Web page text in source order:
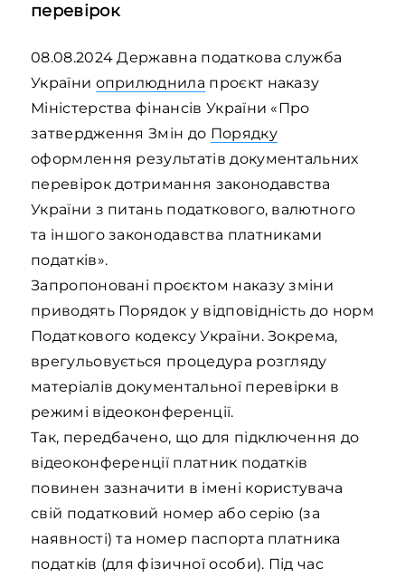
перевірок
08.08.2024 Державна податкова служба
України оприлюднила проєкт наказу
Міністерства фінансів України «Про
затвердження Змін до Порядку
оформлення результатів документальних
перевірок дотримання законодавства
України з питань податкового, валютного
та іншого законодавства платниками
податків».
Запропоновані проєктом наказу зміни
приводять Порядок у відповідність до норм
Податкового кодексу України. Зокрема,
врегульовується процедура розгляду
матеріалів документальної перевірки в
режимі відеоконференції.
Так, передбачено, що для підключення до
відеоконференції платник податків
повинен зазначити в імені користувача
свій податковий номер або серію (за
наявності) та номер паспорта платника
податків (для фізичної особи). Під час